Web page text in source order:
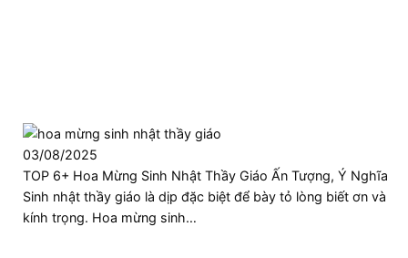
03/08/2025
TOP 6+ Hoa Mừng Sinh Nhật Thầy Giáo Ấn Tượng, Ý Nghĩa
Sinh nhật thầy giáo là dịp đặc biệt để bày tỏ lòng biết ơn và
kính trọng. Hoa mừng sinh…